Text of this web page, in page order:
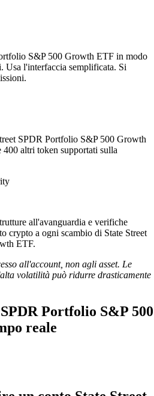
S&P 500 Growth ETF in modo
Usa l'interfaccia semplificata. Si
SPDR Portfolio S&P 500 Growth
altri token supportati sulla
all'avanguardia e verifiche
crypto a ogni scambio di State Street
ETF.
all'account, non agli asset. Le
volatilità può ridurre drasticamente
Portfolio S&P 500
reale